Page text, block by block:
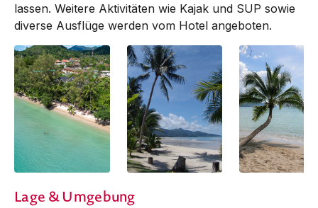
lassen. Weitere Aktivitäten wie Kajak und SUP sowie
diverse Aus­flüge werden vom Hotel angeboten.
Lage & Umgebung